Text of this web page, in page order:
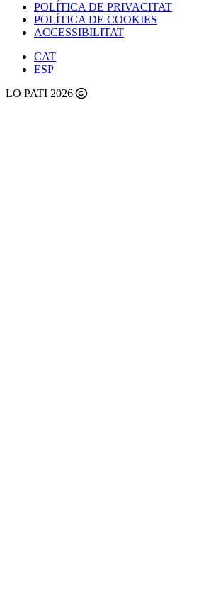
POLÍTICA DE PRIVACITAT
POLÍTICA DE COOKIES
ACCESSIBILITAT
CAT
ESP
LO PATI 2026